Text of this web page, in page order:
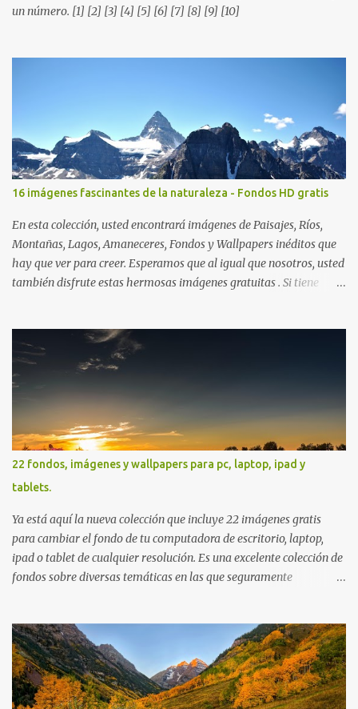
un número. [1] [2] [3] [4] [5] [6] [7] [8] [9] [10]
16 imágenes fascinantes de la naturaleza - Fondos HD gratis
En esta colección, usted encontrará imágenes de Paisajes, Ríos,
Montañas, Lagos, Amaneceres, Fondos y Wallpapers inéditos que
hay que ver para creer. Esperamos que al igual que nosotros, usted
también disfrute estas hermosas imágenes gratuitas . Si tiene
de nuestra web, es; www.bancodeimagenesgratis.com Reciban mi
agradecimiento a través de la distancia. -José Luis
22 fondos, imágenes y wallpapers para pc, laptop, ipad y
tablets.
Ya está aquí la nueva colección que incluye 22 imágenes gratis
para cambiar el fondo de tu computadora de escritorio, laptop,
ipad o tablet de cualquier resolución. Es una excelente colección de
fondos sobre diversas temáticas en las que seguramente
olviden utilizar los botones que aparecen sobre cada imagen para
compartir estos fondos en las redes sociales con todos sus amigos.
Gracias.